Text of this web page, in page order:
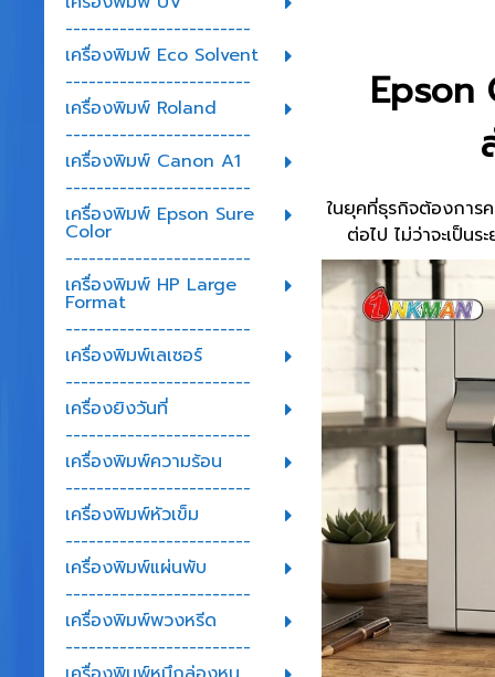
------------------------
เครื่องพิมพ์ Eco Solvent
------------------------
เครื่องพิมพ์ Roland
------------------------
เครื่องพิมพ์ Canon A1
------------------------
เครื่องพิมพ์ Epson Sure
Color
------------------------
เครื่องพิมพ์ HP Large
Format
------------------------
เครื่องพิมพ์เลเซอร์
------------------------
เครื่องยิงวันที่
------------------------
เครื่องพิมพ์ความร้อน
------------------------
เครื่องพิมพ์หัวเข็ม
------------------------
เครื่องพิมพ์แผ่นพับ
------------------------
เครื่องพิมพ์พวงหรีด
------------------------
Epson
ในยุคที่ธุรกิจต้องการ
ต่อไป ไม่ว่าจะเป็น